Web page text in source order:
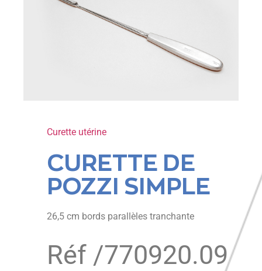
Curette utérine
CURETTE DE
POZZI SIMPLE
26,5 cm bords parallèles tranchante
Réf /770920.09